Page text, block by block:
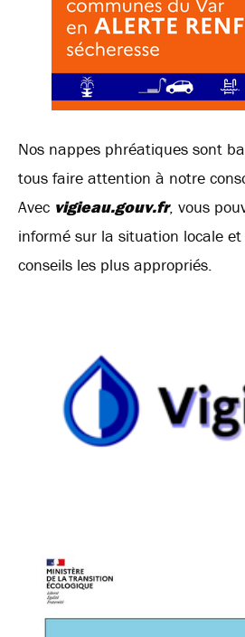
Nos nappes phréatiques sont
tous faire attention à notre
Avec vigieau.gouv.fr, vous
informé sur la situation locale
conseils les plus appropriés.